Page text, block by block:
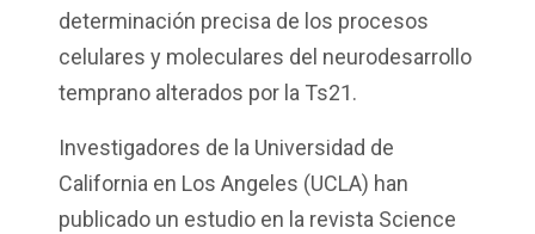
determinación precisa de los procesos
celulares y moleculares del neurodesarrollo
temprano alterados por la Ts21.
Investigadores de la Universidad de
California en Los Angeles (UCLA) han
publicado un estudio en la revista Science